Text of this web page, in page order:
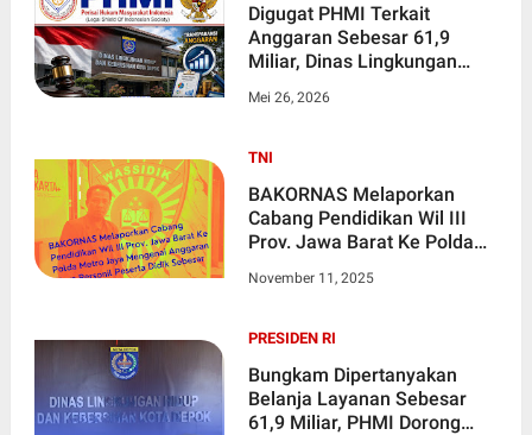
Digugat PHMI Terkait
Anggaran Sebesar 61,9
Miliar, Dinas Lingkungan
Depok Mangkir
Putusan
Mei 26, 2026
TNI
BAKORNAS Melaporkan
Cabang Pendidikan Wil III
Prov. Jawa Barat Ke Polda
Anggaran Biaya Personil
Miliar
November 11, 2025
PRESIDEN RI
Bungkam Dipertanyakan
Belanja Layanan Sebesar
61,9 Miliar, PHMI Dorong